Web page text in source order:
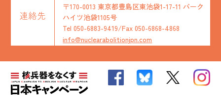
連絡先
〒170-0013 東京都豊島区東池袋1-17-11 パーク
ハイツ池袋1105号
Tel 050-6883-9419/Fax 050-6868-4868
info@nuclearabolitionjpn.com